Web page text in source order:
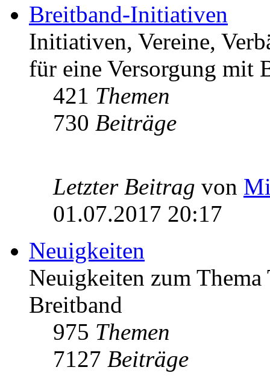
Breitband-Initiativen
Initiativen, Vereine,
für eine Versorgung mit
421 Themen
730 Beiträge
Letzter Beitrag von
01.07.2017 20:17
Neuigkeiten
Neuigkeiten zum
Breitband
975 Themen
7127 Beiträge